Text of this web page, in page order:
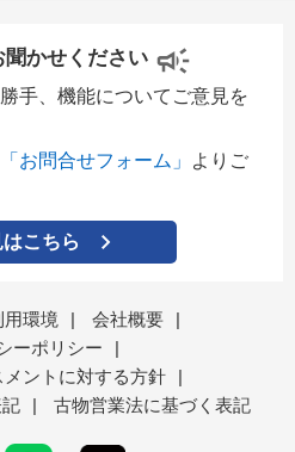
かせください
手、機能についてご意見を
「お問合せフォーム」
よりご
こちら
用環境 | 会社概要
|
ーポリシー
|
ントに対する方針
|
| 古物営業法に基づく表記